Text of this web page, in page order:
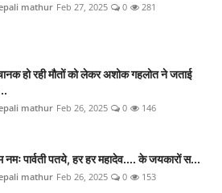
mathur Feb 27, 2025 0 281
हो रही मौतों को लेकर अशोक गहलोत ने जताई
mathur Feb 26, 2025 0 146
पार्वती पतये, हर हर महादेव.... के जयकारों स...
mathur Feb 26, 2025 0 153